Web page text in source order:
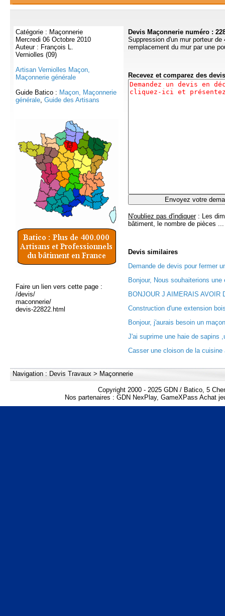
Catégorie : Maçonnerie
Mercredi 06 Octobre 2010
Auteur : François L.
Verniolles (09)
Artisan Verniolles Maçon,
Maçonnerie générale
Guide Batico : Maçon, Maçonnerie
générale, Guide des Artisans
Faire un lien vers cette page :
/devis/
maconnerie/
devis-22822.html
Devis Maçonnerie numéro :
Suppression d'un mur porteur
remplacement du mur par une
Recevez et comparez des
N'oubliez pas d'indiquer: Les
bâtiment, le nombre de pièces ...
Devis similaires
Demande de devis pour fermer
Bonjour, Nous souhaiterions
BONJOUR J AIMERAIS AVOIR
Construction d'une extension
Bonjour, j'aurais besoin un
J'ai suprime une haie de sapins
Casser une cloison de la cuisine
Navigation : Devis Travaux > Maçonnerie
Copyright 2000 - 2025 GDN / Batico, 5
Nos partenaires : GDN NexPlay, GameXPass Achat